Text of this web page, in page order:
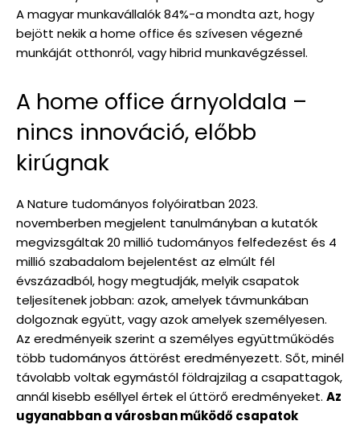
A magyar munkavállalók 84%-a mondta azt, hogy
bejött nekik a home office és szívesen végezné
munkáját otthonról, vagy hibrid munkavégzéssel.
A home office árnyoldala –
nincs innováció, előbb
kirúgnak
A Nature tudományos folyóiratban 2023.
novemberben megjelent tanulmányban a kutatók
megvizsgáltak 20 millió tudományos felfedezést és 4
millió szabadalom bejelentést az elmúlt fél
évszázadból, hogy megtudják, melyik csapatok
teljesítenek jobban: azok, amelyek távmunkában
dolgoznak együtt, vagy azok amelyek személyesen.
Az eredményeik szerint a személyes együttműködés
több tudományos áttörést eredményezett. Sőt, minél
távolabb voltak egymástól földrajzilag a csapattagok,
annál kisebb eséllyel értek el úttörő eredményeket. Az
ugyanabban a városban működő csapatok